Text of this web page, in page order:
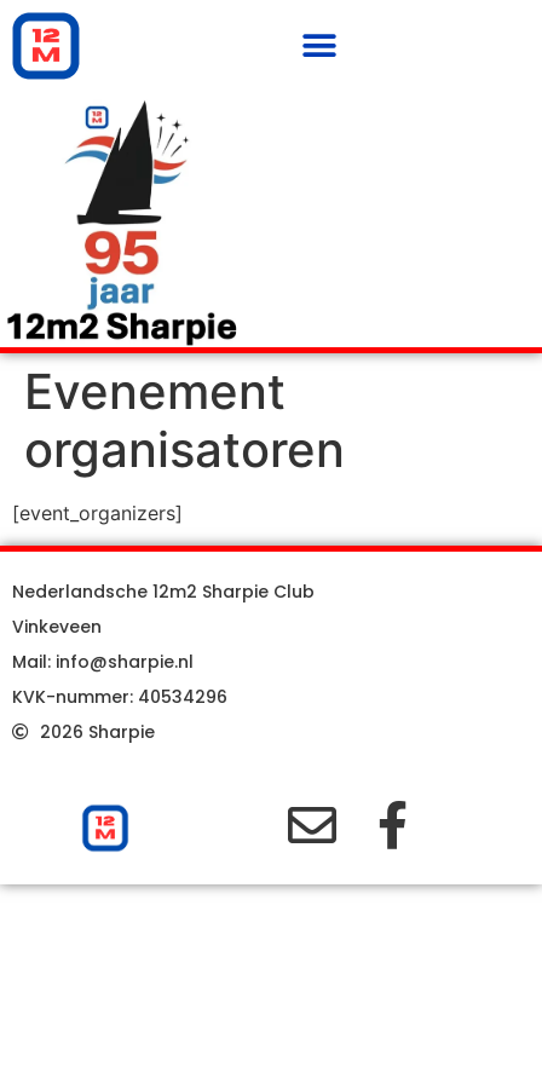
Evenement
organisatoren
[event_organizers]
Nederlandsche 12m2 Sharpie Club
Vinkeveen
Mail: info@sharpie.nl
KVK-nummer: 40534296
2026 Sharpie